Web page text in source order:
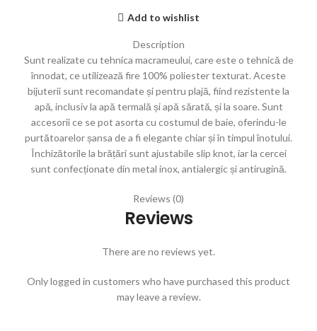
Add to wishlist
Description
Sunt realizate cu tehnica macrameului, care este o tehnică de
înnodat, ce utilizează fire 100% poliester texturat. Aceste
bijuterii sunt recomandate și pentru plajă, fiind rezistente la
apă, inclusiv la apă termală și apă sărată, și la soare. Sunt
accesorii ce se pot asorta cu costumul de baie, oferindu-le
purtătoarelor șansa de a fi elegante chiar și în timpul înotului.
Închizătorile la brățări sunt ajustabile slip knot, iar la cercei
sunt confecționate din metal inox, antialergic și antirugină.
Reviews (0)
Reviews
There are no reviews yet.
Only logged in customers who have purchased this product
may leave a review.